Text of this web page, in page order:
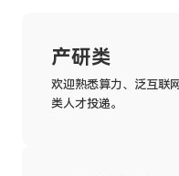
产研类
欢迎熟悉算力、泛互联
类人才投递。